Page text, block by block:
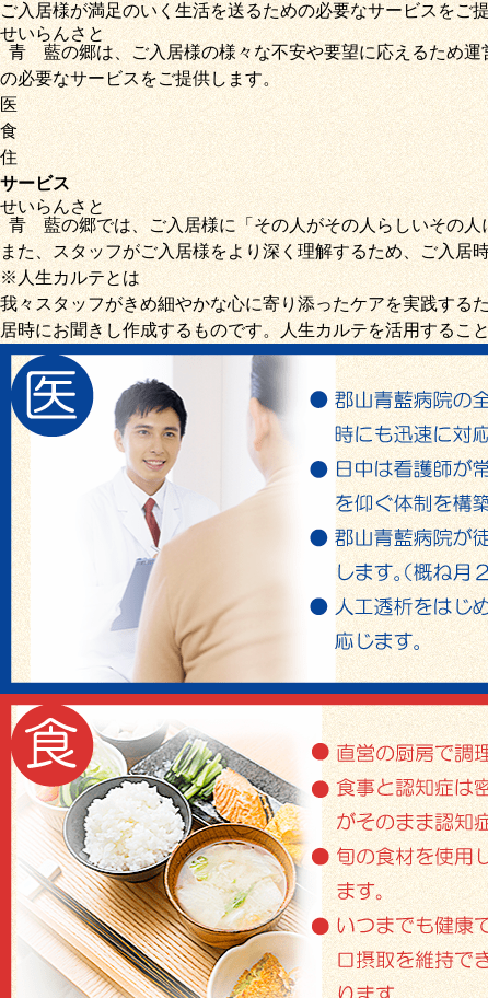
ご入居様が満足のいく生活を送るための必要なサービスをご
青藍
せいらん
の郷
さと
は、ご入居様の様々な不安や要望に応えるため運
の必要なサービスをご提供します。
医
食
住
サービス
青藍
せいらん
の郷
さと
では、ご入居様に「 その人がその人らしいその
また、スタッフがご入居様をより深く理解するため、ご入居
※人生カルテとは
我々スタッフがきめ細やかな心に寄り添ったケアを実践する
居時にお聞きし作成するものです。人生カルテを活用するこ